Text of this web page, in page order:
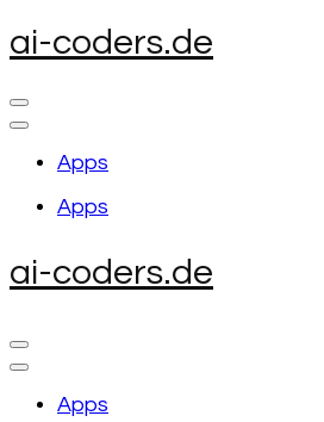
Skip
to
(Press
Enter)
ai-coders.de
Apps
Apps
ai-coders.de
Apps